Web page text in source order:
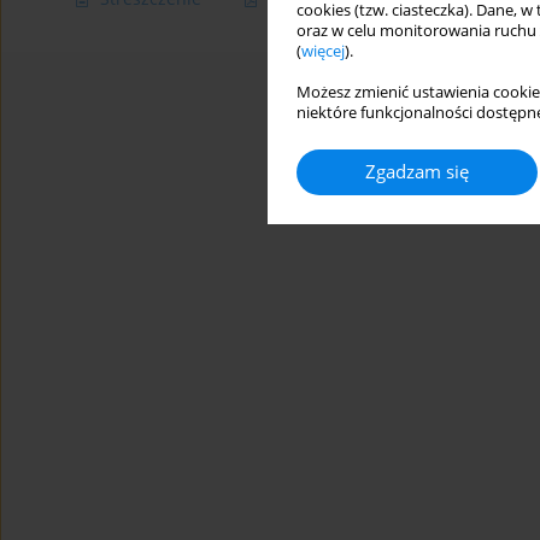
cookies (tzw. ciasteczka). Dane,
oraz w celu monitorowania ruchu
(więcej).
Możesz zmienić ustawienia
niektóre funkcjonalności
Zgadzam się